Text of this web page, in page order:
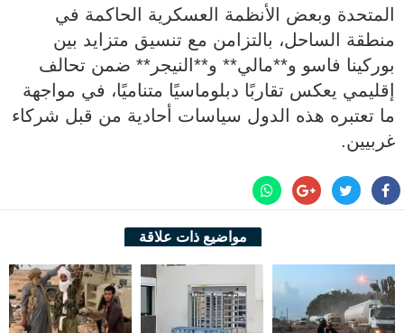
المتحدة وبعض الأنظمة العسكرية الحاكمة في
منطقة الساحل، بالتزامن مع تنسيق متزايد بين
بوركينا فاسو و**مالي** و**النيجر** ضمن تحالف
إقليمي يعكس تقاربًا دبلوماسيًا متناميًا، في مواجهة
ما تعتبره هذه الدول سياسات أحادية من قبل شركاء
غربيين.
مواضيع ذات علاقة